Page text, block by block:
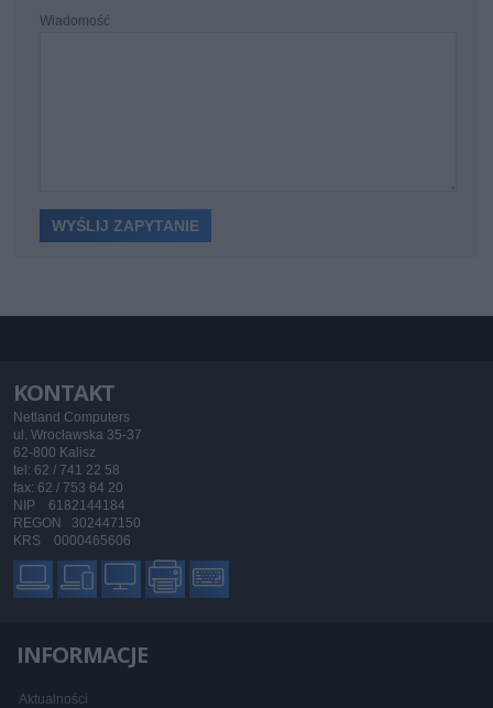
Wiadomość
KONTAKT
Netland Computers
ul. Wrocławska 35-37
62-800 Kalisz
tel: 62 / 741 22 58
fax: 62 / 753 64 20
NIP 6182144184
REGON 302447150
KRS 0000465606
INFORMACJE
Aktualności